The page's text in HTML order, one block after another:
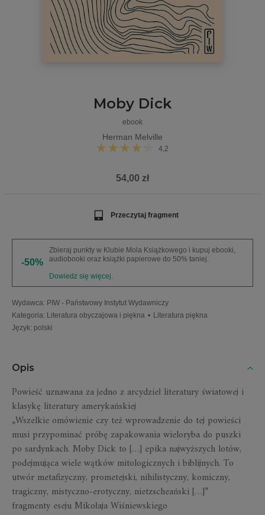
Moby Dick
ebook
Herman Melville
4,2
54,00 zł
Przeczytaj fragment
-50%
Zbieraj punkty w Klubie Mola Książkowego i kupuj ebooki,
audiobooki oraz książki papierowe do 50% taniej.
Dowiedz się więcej.
Wydawca: PIW - Państwowy Instytut Wydawniczy
Kategoria: Literatura obyczajowa i piękna • Literatura piękna
Język: polski
Opis
Powieść uznawana za jedno z arcydzieł literatury światowej i
klasykę literatury amerykańskiej
„Wszelkie omówienie czy też wprowadzenie do tej powieści
musi przypominać próbę zapakowania wieloryba do puszki
po sardynkach. Moby Dick to […] epika najwyższych lotów,
podejmująca wiele wątków mitologicznych i biblijnych. To
utwór metafizyczny, prometejski, nihilistyczny, komiczny,
tragiczny, mistyczno-erotyczny, nietzscheański […]”
fragmenty eseju Mikołaja Wiśniewskiego